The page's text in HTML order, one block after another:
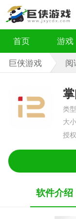
首页 游戏
巨侠游戏
阅
类
大
授
软件介绍